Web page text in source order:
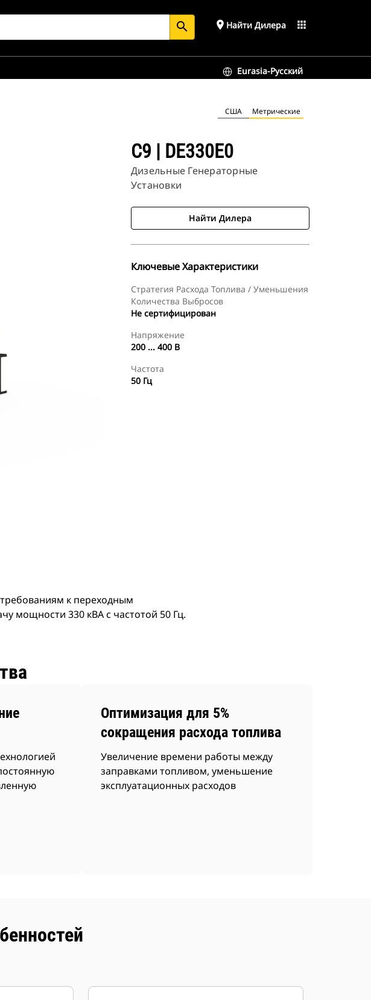
search place Найти Дилера apps
Eurasia-Русский
США Метрические
C9 | DE330E0
Дизельные Генераторные
Установки
Найти Дилера
Ключевые Характеристики
Стратегия Расхода Топлива / Уменьшения
Количества Выбросов
Не сертифицирован
Напряжение
200 ... 400 В
Частота
50 Гц
требованиям к переходным
мощности 330 кВА с частотой 50 Гц.
Оптимизация для 5%
сокращения расхода топлива
Увеличение времени работы между
заправками топливом, уменьшение
эксплуатационных расходов